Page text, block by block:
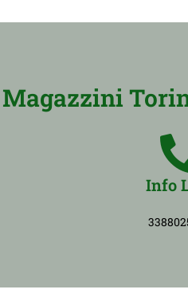
Magazzini
Info